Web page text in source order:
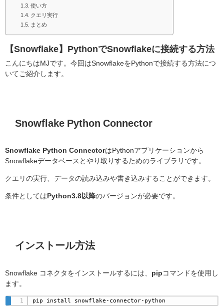
使い方
クエリ実行
まとめ
【Snowflake】PythonでSnowflakeに接続する方法
こんにちはMJです。今回はSnowflakeをPythonで接続する方法につ
いてご紹介します。
Snowflake Python Connector
Snowflake Python ConnectorはPythonアプリケーションから
Snowflakeデータベースとやり取りするためのライブラリです。
クエリの実行、データの読み込みや書き込みすることができます。
条件としては Python3.8以降のバージョンが必要です。
インストール方法
Snowflake コネクタをインストールするには、 pip コマンドを使用し
ます。
pip install snowflake-connector-python